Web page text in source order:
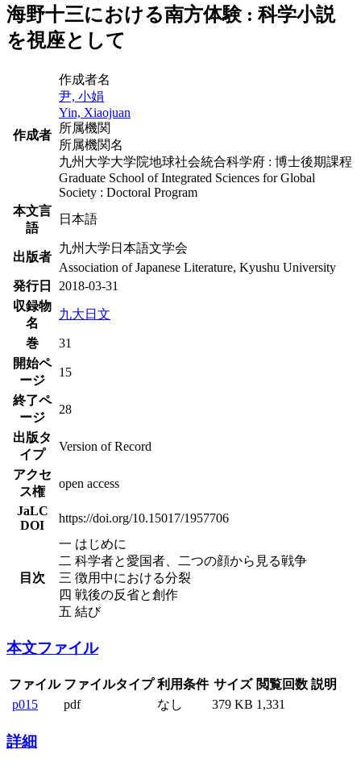
海野十三における南方体験 : 科学小説
を視座として
作成者
作成者名
尹, 小娟
Yin, Xiaojuan
所属機関
所属機関名
九州大学大学院地球社会統合科学府 : 博士後期課程
Graduate School of Integrated Sciences for Global
Society : Doctoral Program
本文言
語
日本語
出版者
九州大学日本語文学会
Association of Japanese Literature, Kyushu University
発行日
2018-03-31
収録物
名
九大日文
巻
31
開始ペ
ージ
15
終了ペ
ージ
28
出版タ
イプ
Version of Record
アクセ
ス権
open access
JaLC
DOI
https://doi.org/10.15017/1957706
目次
一 はじめに
二 科学者と愛国者、二つの顔から見る戦争
三 徴用中における分裂
四 戦後の反省と創作
五 結び
本文ファイル
ファイル ファイルタイプ 利用条件 サイズ 閲覧回数 説明
p015
pdf なし 379 KB 1,331
詳細